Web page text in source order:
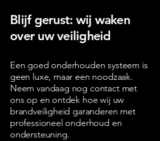
Blijf gerust: wij waken
over uw veiligheid
Een goed onderhouden systeem is
geen luxe, maar een noodzaak.
Neem vandaag nog contact met
ons op en ontdek hoe wij uw
brandveiligheid garanderen met
professioneel onderhoud en
ondersteuning.